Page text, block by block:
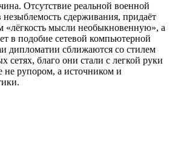
Отсутствие реальной военной
незыблемость сдерживания, придаёт
«лёгкость мысли необыкновенную», а
в подобие сетевой компьютерной
дипломатии сближаются со стилем
сетях, благо они стали с легкой руки
не рупором, а источником и